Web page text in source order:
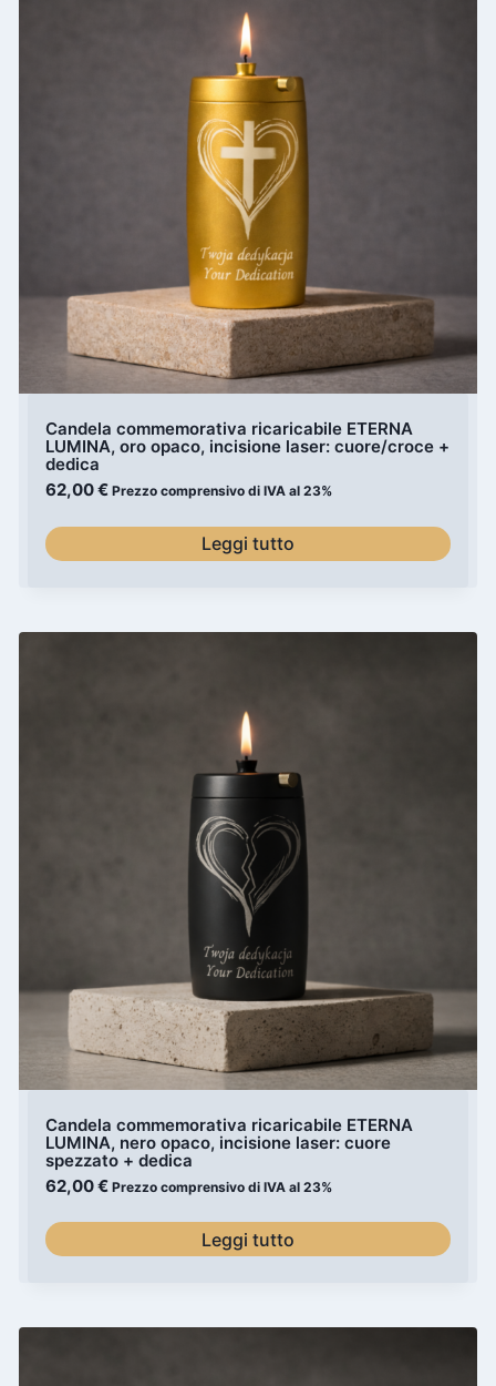
Candela commemorativa ricaricabile ETERNA
LUMINA, oro opaco, incisione laser: cuore/croce +
dedica
62,00€ Prezzo comprensivo di IVA al 23%
Leggi tutto
Candela commemorativa ricaricabile ETERNA
LUMINA, nero opaco, incisione laser: cuore
spezzato + dedica
62,00€ Prezzo comprensivo di IVA al 23%
Leggi tutto